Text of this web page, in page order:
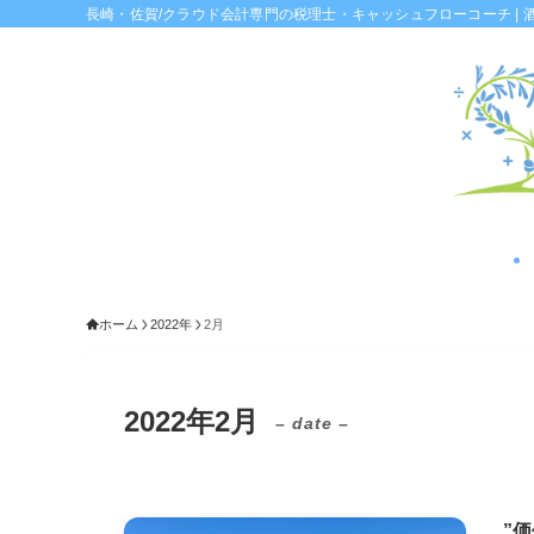
長崎・佐賀/クラウド会計専門の税理士・キャッシュフローコーチ |
ホーム 2022年 2月
2022年2月 – date –